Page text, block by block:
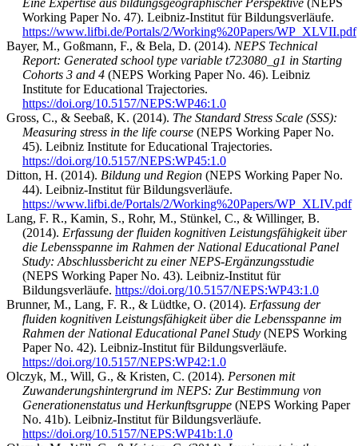
Eine Expertise aus bildungsgeographischer Perspektive (NEPS
Working Paper No. 47). Leibniz-Institut für Bildungsverläufe.
https://www.lifbi.de/Portals/2/Working%20Papers/WP_XLVII.pdf
Bayer, M., Goßmann, F., & Bela, D. (2014). NEPS Technical
Report: Generated school type variable t723080_g1 in Starting
Cohorts 3 and 4 (NEPS Working Paper No. 46). Leibniz
Institute for Educational Trajectories.
https://doi.org/10.5157/NEPS:WP46:1.0
Gross, C., & Seebaß, K. (2014). The Standard Stress Scale (SSS):
Measuring stress in the life course (NEPS Working Paper No.
45). Leibniz Institute for Educational Trajectories.
https://doi.org/10.5157/NEPS:WP45:1.0
Ditton, H. (2014). Bildung und Region (NEPS Working Paper No.
44). Leibniz-Institut für Bildungsverläufe.
https://www.lifbi.de/Portals/2/Working%20Papers/WP_XLIV.pdf
Lang, F. R., Kamin, S., Rohr, M., Stünkel, C., & Willinger, B.
(2014). Erfassung der fluiden kognitiven Leistungsfähigkeit über
die Lebensspanne im Rahmen der National Educational Panel
Study: Abschlussbericht zu einer NEPS-Ergänzungsstudie
(NEPS Working Paper No. 43). Leibniz-Institut für
Bildungsverläufe. https://doi.org/10.5157/NEPS:WP43:1.0
Brunner, M., Lang, F. R., & Lüdtke, O. (2014). Erfassung der
fluiden kognitiven Leistungsfähigkeit über die Lebensspanne im
Rahmen der National Educational Panel Study (NEPS Working
Paper No. 42). Leibniz-Institut für Bildungsverläufe.
https://doi.org/10.5157/NEPS:WP42:1.0
Olczyk, M., Will, G., & Kristen, C. (2014). Personen mit
Zuwanderungshintergrund im NEPS: Zur Bestimmung von
Generationenstatus und Herkunftsgruppe (NEPS Working Paper
No. 41b). Leibniz-Institut für Bildungsverläufe.
https://doi.org/10.5157/NEPS:WP41b:1.0